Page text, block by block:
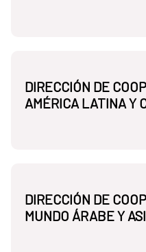
DIRECCIÓN DE
AMÉRICA LATINA Y
DIRECCIÓN DE
MUNDO ÁRABE Y